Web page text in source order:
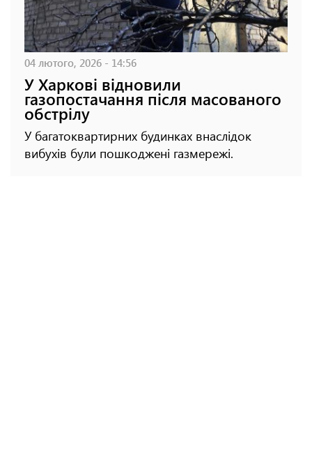
04 лютого, 2026 - 14:56
У Харкові відновили
газопостачання після масованого
обстрілу
У багатоквартирних будинках внаслідок
вибухів були пошкоджені газмережі.